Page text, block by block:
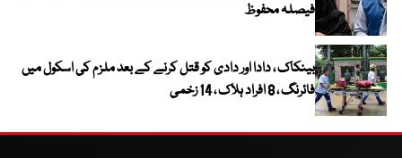
فیصلہ محفوظ
بینکاک ، دادا اور دادی کو قتل کرنے کے بعد ملزم کی اسکول میں
فائرنگ ، 8 افراد ہلاک ، 14 زخمی